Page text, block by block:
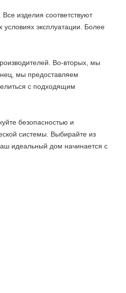
изделия соответствуют
эксплуатации. Более
Во-вторых, мы
мы предоставляем
с подходящим
безопасностью и
системы. Выбирайте из
идеальный дом начинается с